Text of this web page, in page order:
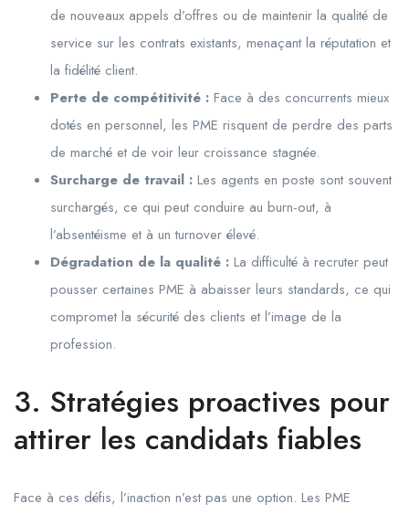
de nouveaux appels d’offres ou de maintenir la qualité de
service sur les contrats existants, menaçant la réputation et
la fidélité client.
Perte de compétitivité : Face à des concurrents mieux
dotés en personnel, les PME risquent de perdre des parts
de marché et de voir leur croissance stagnée.
Surcharge de travail : Les agents en poste sont souvent
surchargés, ce qui peut conduire au burn-out, à
l’absentéisme et à un turnover élevé.
Dégradation de la qualité : La difficulté à recruter peut
pousser certaines PME à abaisser leurs standards, ce qui
compromet la sécurité des clients et l’image de la
profession.
3. Stratégies proactives pour
attirer les candidats fiables
Face à ces défis, l’inaction n’est pas une option. Les PME